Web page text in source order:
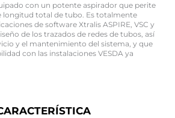
con un potente aspirador que perite
longitud total de tubo. Es totalmente
de software Xtralis ASPIRE, VSC y
de los trazados de redes de tubos, así
y el mantenimiento del sistema, y que
con las instalaciones VESDA ya